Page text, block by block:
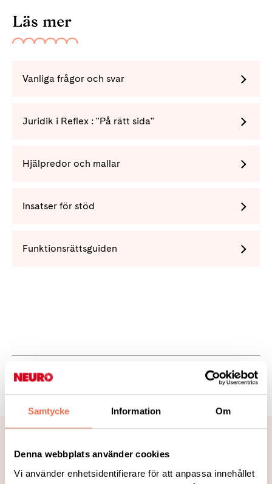
Samtycke Information Om
Denna webbplats använder cookies
Vi använder enhetsidentifierare för att anpassa innehållet
Läs mer
Vanliga frågor och svar
Juridik i Reflex : "På rätt sida"
Hjälpredor och mallar
Insatser för stöd
Funktionsrättsguiden
Tipsa
Relaterade nyheter